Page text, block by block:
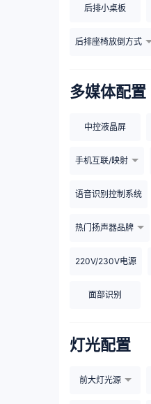
后排小桌板
后排座椅放倒方式
多媒体配置
中控液晶屏
手机互联/映射
语音识别控制系统
热门扬声器品牌
220V/230V电源
面部识别
灯光配置
前大灯光源